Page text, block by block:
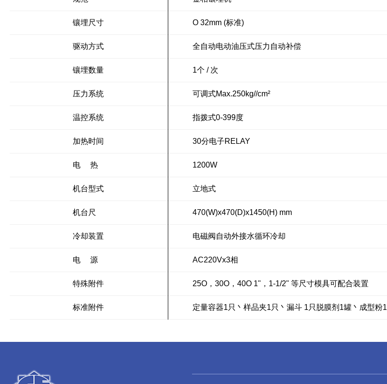
镶埋尺寸 O 32mm (标准)
驱动方式 全自动电动油压式压力自动补偿
镶埋数量 1个 / 次
压力系统 可调式Max.250kg//cm²
温控系统 指拨式0-399度
加热时间 30分电子RELAY
电 热 1200W
机台型式 立地式
机台尺 470(W)x470(D)x1450(H) mm
冷却装置 电磁阀自动外接水循环冷却
电 源 AC220Vx3相
特殊附件 25O，30O，40O 1"，1-1/2" 等尺寸模具可配合装置
标准附件 定量容器1只丶样品夹1只丶漏斗 1只脱膜剂1罐丶成型粉1